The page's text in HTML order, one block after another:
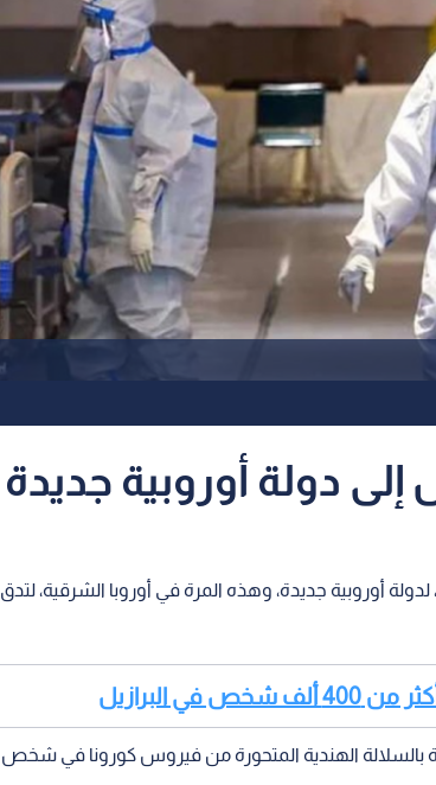
إلى دولة أوروبية جديدة
أوروبية جديدة، وهذه المرة في أوروبا الشرقية، لتدق
البرازيل
بالسلالة الهندية المتحورة من فيروس كورونا في شخص